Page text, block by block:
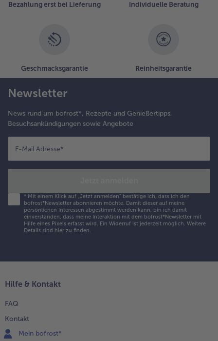
Bezahlung erst bei Lieferung Individuelle Beratung
Geschmacksgarantie Reinheitsgarantie
Newsletter
News rund um bofrost*, Rezepte und Genießertipps,
Besuchsankündigungen sowie Angebote
E-Mail Adresse*
* Mit einem Klick auf „Jetzt anmelden" bestätige ich, dass ich den
bofrost*Newsletter abonnieren möchte. Damit dieser auf meine
persönlichen Interessen abgestimmt werden kann, bin ich damit
einverstanden, dass meine Interaktion mit dem bofrost*Newsletter mit
Hilfe eines Pixels erfasst wird. Ein Widerruf ist jederzeit möglich. Weitere
Details sind hier zu finden.
Hilfe & Kontakt
FAQ
Kontakt
Mein bofrost*